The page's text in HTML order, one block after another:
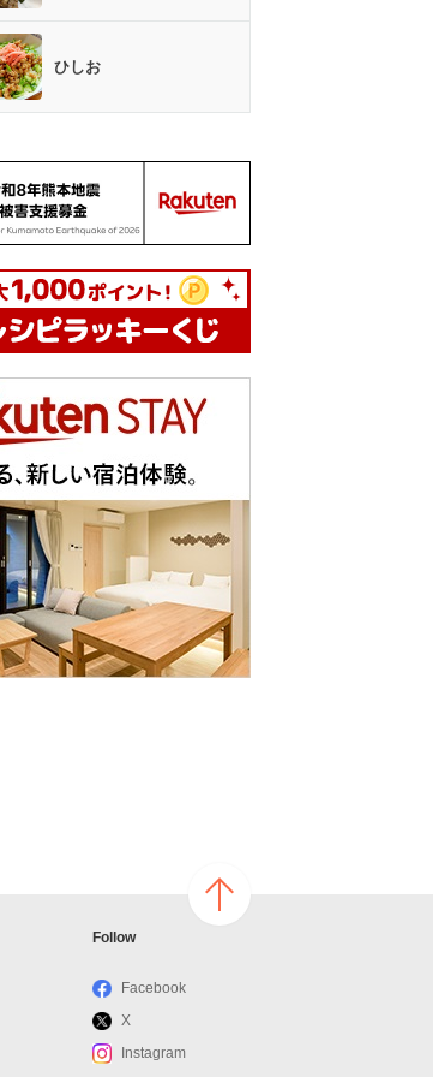
ひしお
Follow
Facebook
X
Instagram